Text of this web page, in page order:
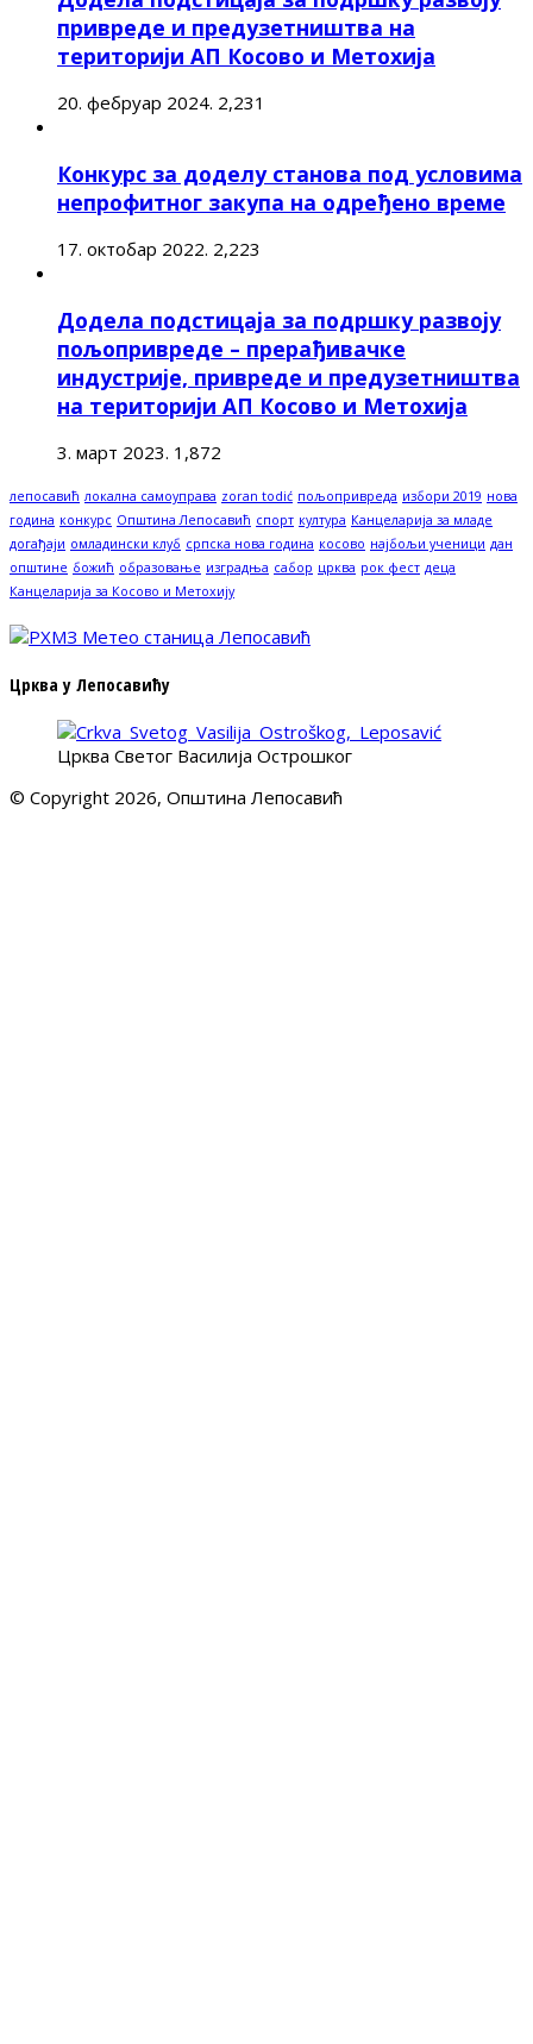
привреде и предузетништва на
територији АП Косово и Метохија
20. фебруар 2024. 2,231
Конкурс за доделу станова под условима
непрофитног закупа на одређено време
17. октобар 2022. 2,223
Додела подстицаја за подршку развоју
пољопривреде – прерађивачке
индустрије, привреде и предузетништва
на територији АП Косово и Метохија
3. март 2023. 1,872
лепосавић локална самоуправа zoran todić пољопривреда избори 2019 нова
година конкурс Општина Лепосавић спорт култура Канцеларија за младе
догађаји омладински клуб српска нова година косово најбољи ученици дан
општине божић образовање изградња сабор црква рок фест деца
Канцеларија за Косово и Метохију
Црква у Лепосавићу
Црква Светог Василија Острошког
© Copyright 2026, Општина Лепосавић